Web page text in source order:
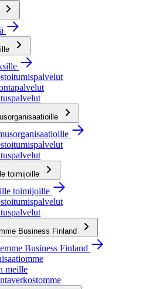
toimijoille
toimijoille
Business Finland
Business Finland
meille